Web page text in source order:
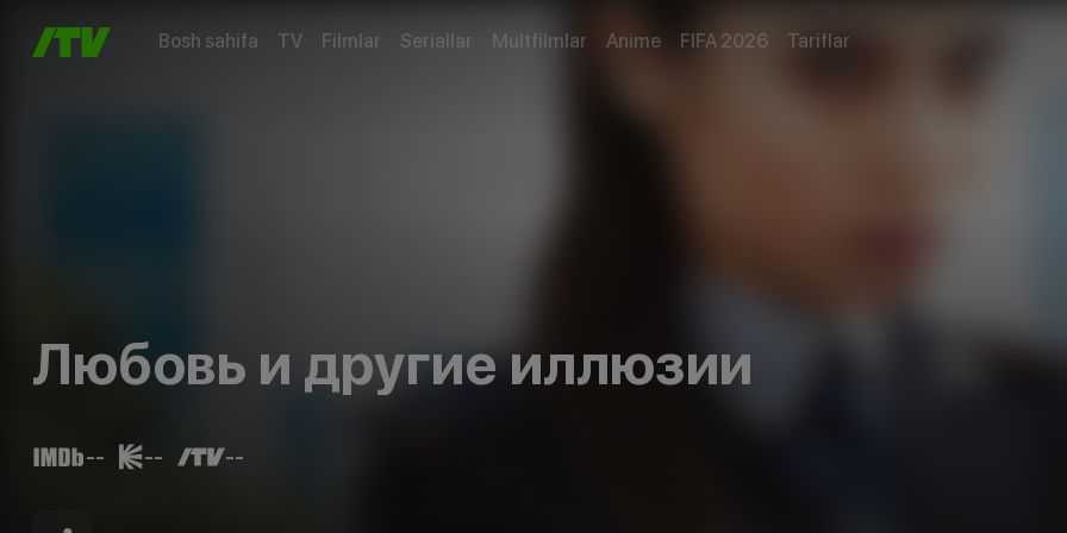
Bosh sahifa TV Filmlar Seriallar Multfilmlar Anime FIFA 2026 Tariflar
Любовь и другие иллюзии
-- -- --